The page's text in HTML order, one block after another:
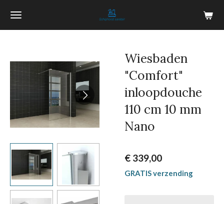
Ga
Wiesbaden
"Comfort"
inloopdouche
110 cm 10 mm
Nano
€ 339,00
GRATIS verzending